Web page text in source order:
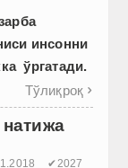
инсонни
ўргатади.
Тўлиқроқ 
✔2027